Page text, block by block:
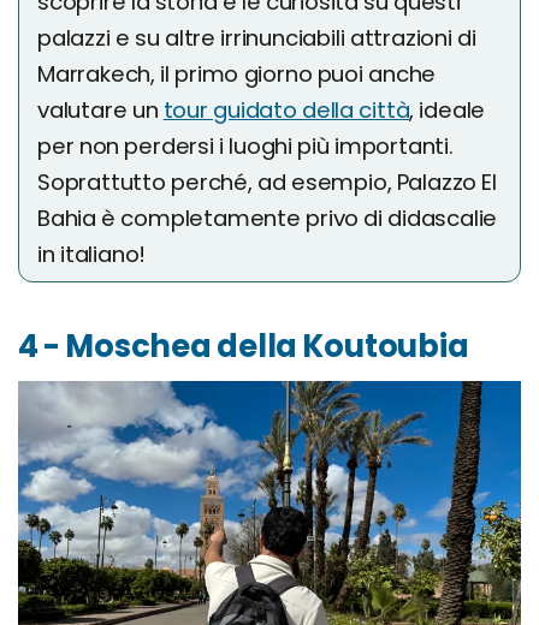
palazzi e su altre irrinunciabili attrazioni di
Marrakech, il primo giorno puoi anche
valutare un tour guidato della città, ideale
per non perdersi i luoghi più importanti.
Soprattutto perché, ad esempio, Palazzo El
Bahia è completamente privo di didascalie
in italiano!
4 - Moschea della Koutoubia